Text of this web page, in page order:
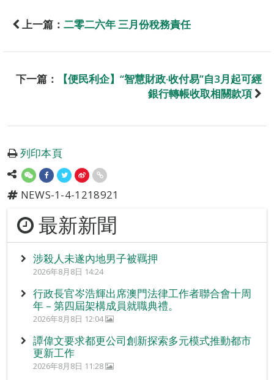
上一篇： 二零二六年 三月份稅務責任
下一篇：
【便民利企】“智慧財政‧收付易”自3月起可經
銀行轉帳收取相關款項
列印本頁
NEWS-1-4-1218921
最新新聞
涉殺人未遂內地男子被羈押
2026年8月8日 14:24
行政長官岑浩輝出席澳門法律工作者聯合會十周
年 – 第四屆架構成員就職典禮。
2026年8月8日 12:04
譚偉文要求都更公司創新探索多元模式推動都市
更新工作
2026年8月8日 11:28